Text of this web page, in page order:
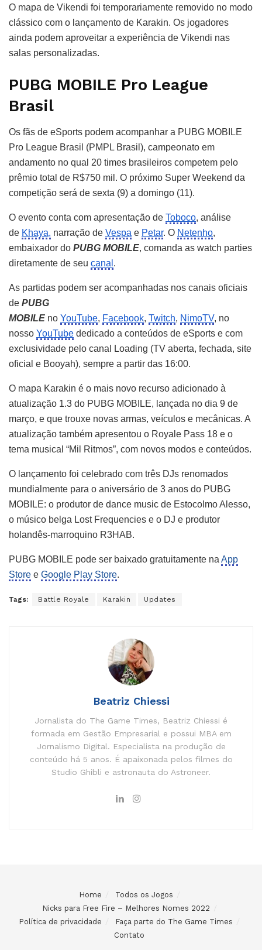
O mapa de Vikendi foi temporariamente removido no modo
clássico com o lançamento de Karakin. Os jogadores
ainda podem aproveitar a experiência de Vikendi nas
salas personalizadas.
PUBG MOBILE Pro League
Brasil
Os fãs de eSports podem acompanhar a PUBG MOBILE
Pro League Brasil (PMPL Brasil), campeonato em
andamento no qual 20 times brasileiros competem pelo
prêmio total de R$750 mil. O próximo Super Weekend da
competição será de sexta (9) a domingo (11).
O evento conta com apresentação de Toboco, análise
de Khaya, narração de Vespa e Petar. O Netenho,
embaixador do PUBG MOBILE, comanda as watch parties
diretamente de seu canal .
As partidas podem ser acompanhadas nos canais oficiais
de PUBG
MOBILE no YouTube, Facebook, Twitch, NimoTV, no
nosso YouTube dedicado a conteúdos de eSports e com
exclusividade pelo canal Loading (TV aberta, fechada, site
oficial e Booyah), sempre a partir das 16:00.
O mapa Karakin é o mais novo recurso adicionado à
atualização 1.3 do PUBG MOBILE, lançada no dia 9 de
março, e que trouxe novas armas, veículos e mecânicas. A
atualização também apresentou o Royale Pass 18 e o
tema musical “Mil Ritmos”, com novos modos e conteúdos.
O lançamento foi celebrado com três DJs renomados
mundialmente para o aniversário de 3 anos do PUBG
MOBILE: o produtor de dance music de Estocolmo Alesso,
o músico belga Lost Frequencies e o DJ e produtor
holandês-marroquino R3HAB.
PUBG MOBILE pode ser baixado gratuitamente na App
Store e Google Play Store.
Tags: Battle Royale Karakin Updates
Beatriz Chiessi
Jornalista do The Game Times, Beatriz Chiessi é
formada em Gestão Empresarial e possui MBA em
Jornalismo Digital. Especialista na produção de
conteúdo há 5 anos. É apaixonada pelos filmes do
Studio Ghibli e astronauta do Astroneer.
Home
Todos os Jogos
Nicks para Free Fire – Melhores Nomes 2022
Política de privacidade
Faça parte do The Game Times
Contato